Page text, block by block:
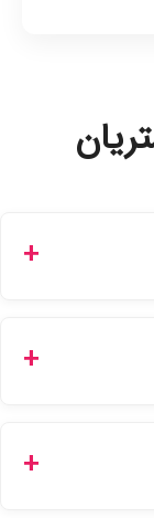
مشاهده کنید.
استعلام هستند.